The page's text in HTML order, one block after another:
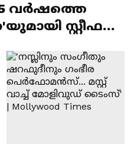
5 വർഷത്തെ
സ്റ്റീഫൻ